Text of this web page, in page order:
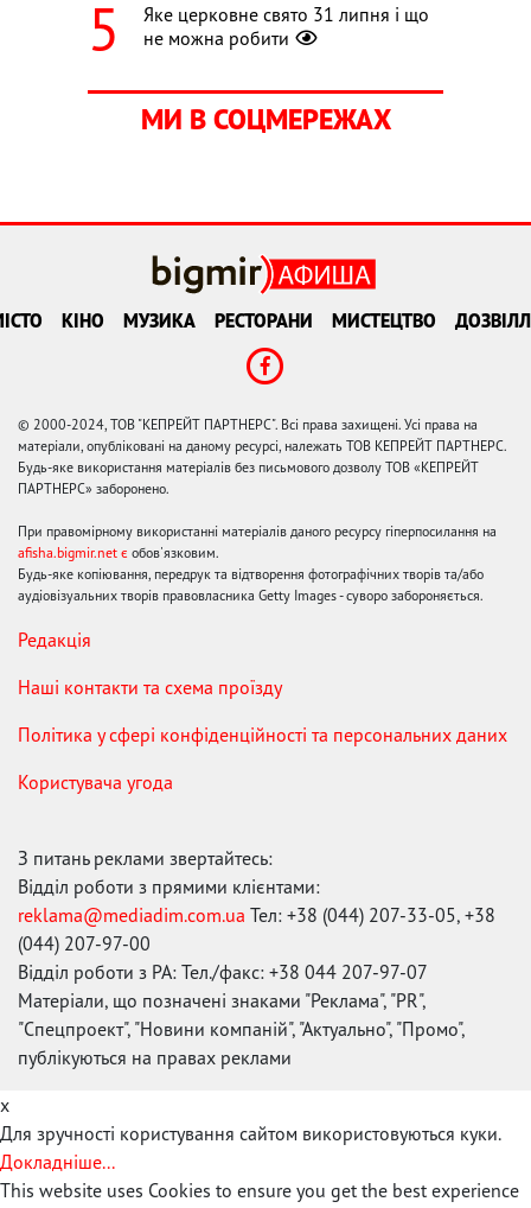
Яке церковне свято 31 липня і що
не можна робити
МИ В СОЦМЕРЕЖАХ
КІНО МУЗИКА РЕСТОРАНИ МИСТЕЦТВО
© 2000-2024, ТОВ "КЕПРЕЙТ ПАРТНЕРС". Всі права захищені. Усі права на
матеріали, опубліковані на даному ресурсі, належать ТОВ КЕПРЕЙТ ПАРТНЕРС.
Будь-яке використання матеріалів без письмового дозволу ТОВ «КЕПРЕЙТ
ПАРТНЕРС» заборонено.
При правомірному використанні матеріалів даного ресурсу гіперпосилання на
afisha.bigmir.net є обов'язковим.
Будь-яке копіювання, передрук та відтворення фотографічних творів та/або
аудіовізуальних творів правовласника Getty Images - суворо забороняється.
Редакція
Наші контакти та схема проїзду
Політика у сфері конфіденційності та персональних даних
Користувача угода
З питань реклами звертайтесь:
Відділ роботи з прямими клієнтами:
reklama@mediadim.com.ua Тел: +38 (044) 207-33-05, +38
(044) 207-97-00
Відділ роботи з РА: Тел./факс: +38 044 207-97-07
Матеріали, що позначені знаками "Реклама", "PR",
"Спецпроект", "Новини компаній", "Актуально", "Промо",
публікуються на правах реклами
x
Для зручності користування сайтом використовуються куки.
Докладніше...
This website uses Cookies to ensure you get the best experience